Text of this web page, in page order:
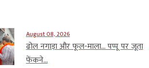
August 08, 2026
ढोल नगाड़ा और फूल-माला… पप्पू पर जूता
फेंकने...